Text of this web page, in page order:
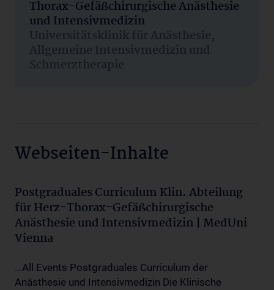
Thorax-Gefäßchirurgische Anästhesie
und Intensivmedizin
Universitätsklinik für Anästhesie,
Allgemeine Intensivmedizin und
Schmerztherapie
Webseiten-Inhalte
Postgraduales Curriculum Klin. Abteilung
für Herz-Thorax-Gefäßchirurgische
Anästhesie und Intensivmedizin | MedUni
Vienna
...All Events Postgraduales Curriculum der
Anästhesie und Intensivmedizin Die Klinische